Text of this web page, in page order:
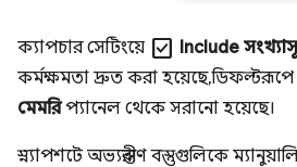
ক্যাপচার সেটিংয়ে check_box Include
কর্মক্ষমতা দ্রুত করা হয়েছে,
মেমরিপ্যানেল থেকে সরানো হয়েছে।
স্ন্যাপশটে অভ্যন্তরীণ বস্তুগুলিকে